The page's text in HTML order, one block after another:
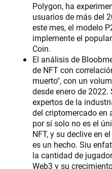
Polygon, ha
usuarios de más del
este mes, el modelo
implemente el
Coin.
El análisis de
de NFT con
muerto", con un
desde enero de
expertos de la
del criptomercado en
por sí solo no es el
NFT, y su declive en
es un hecho. Siu
la cantidad de
Web3 y su